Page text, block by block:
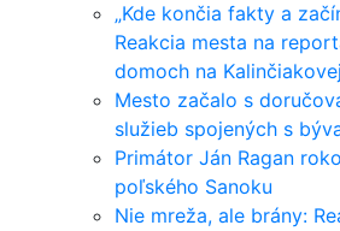
„Kde končia fakty a
Reakcia mesta na
domoch na
Mesto začalo s
služieb spojených s
Primátor Ján Ragan
poľského Sanoku
Nie mreža, ale brány: